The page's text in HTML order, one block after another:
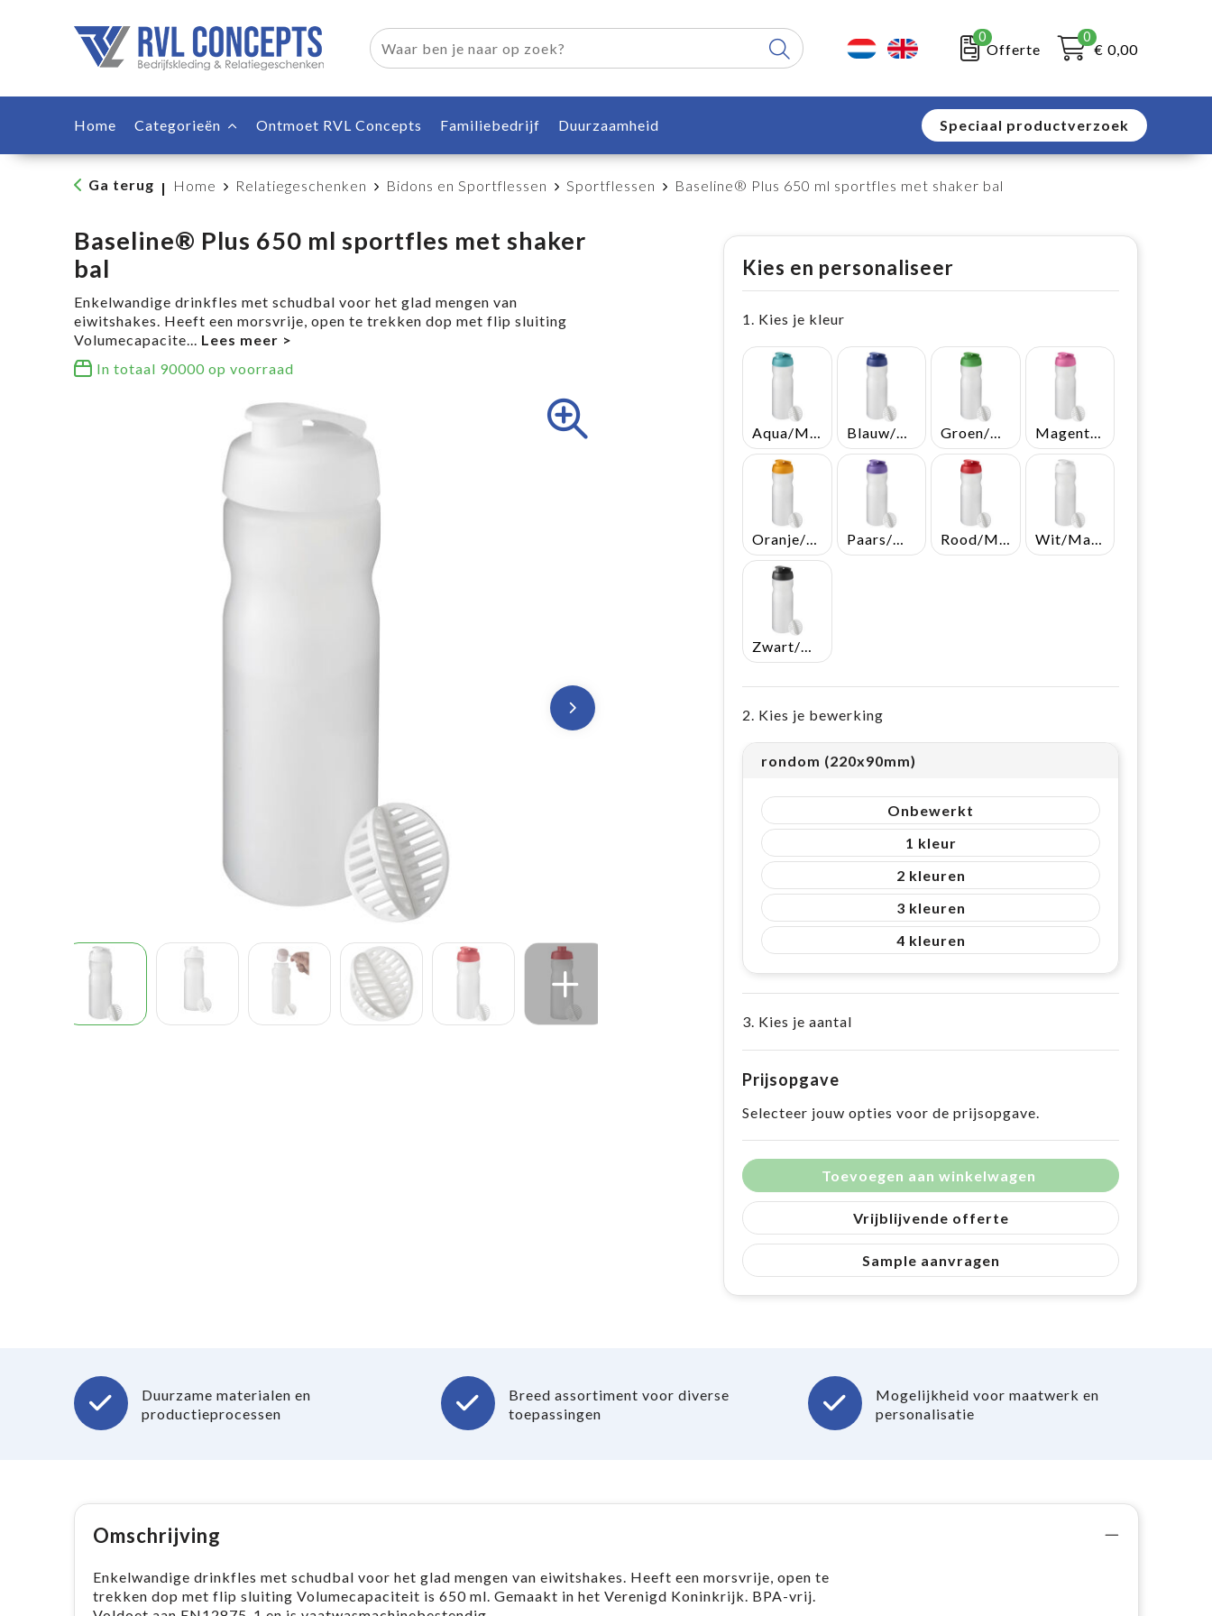
0
Offerte
0
€ 0,00
Home Categorieën Ontmoet RVL Concepts Familiebedrijf Duurzaamheid Speciaal productverzoek
Ga terug | Home Relatiegeschenken Bidons en Sportflessen Sportflessen Baseline® Plus 650 ml sportfles met shaker bal
Baseline® Plus 650 ml sportfles met shaker
bal
Enkelwandige drinkfles met schudbal voor het glad mengen van
eiwitshakes. Heeft een morsvrije, open te trekken dop met flip sluiting
Volumecapacite...
In totaal 90000 op voorraad
Kies en personaliseer
1. Kies je kleur
Oranje/Mat helder Paars/Mat helder Rood/Mat helder Wit/Mat helder
2. Kies je bewerking
rondom (220x90mm)
Onbewerkt
1
2
3
4
3. Kies je aantal
Prijsopgave
Selecteer jouw opties voor de prijsopgave.
Toevoegen aan winkelwagen
Vrijblijvende offerte
Sample aanvragen
Duurzame materialen en
productieprocessen
Breed assortiment voor diverse
toepassingen
Mogelijkheid voor maatwerk en
personalisatie
Omschrijving
Enkelwandige drinkfles met schudbal voor het glad mengen van eiwitshakes. Heeft een morsvrije, open te
trekken dop met flip sluiting Volumecapaciteit is 650 ml. Gemaakt in het Verenigd Koninkrijk. BPA-vrij.